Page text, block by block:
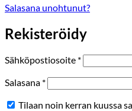
Salasana unohtunut?
Rekisteröidy
Sähköpostiosoite *Vaaditaan
Salasana *Vaaditaan
Tilaan noin kerran kuussa